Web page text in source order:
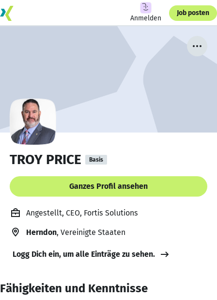
Anmelden
Job posten
TROY PRICE Basis
Ganzes Profil ansehen
Angestellt, CEO, Fortis Solutions
Herndon, Vereinigte Staaten
Logg Dich ein, um alle Einträge zu sehen.
Fähigkeiten und Kenntnisse